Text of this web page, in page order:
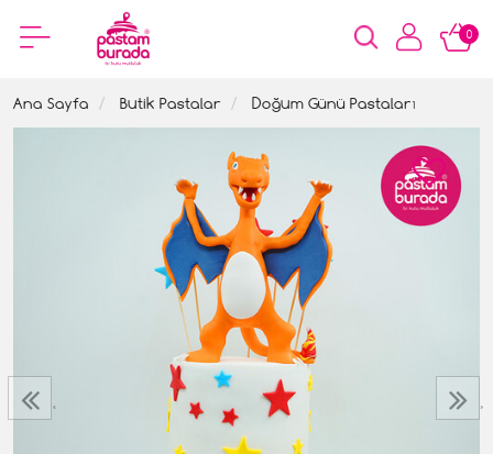
0
Ana Sayfa Butik Pastalar Doğum Günü Pastaları
‹ ›